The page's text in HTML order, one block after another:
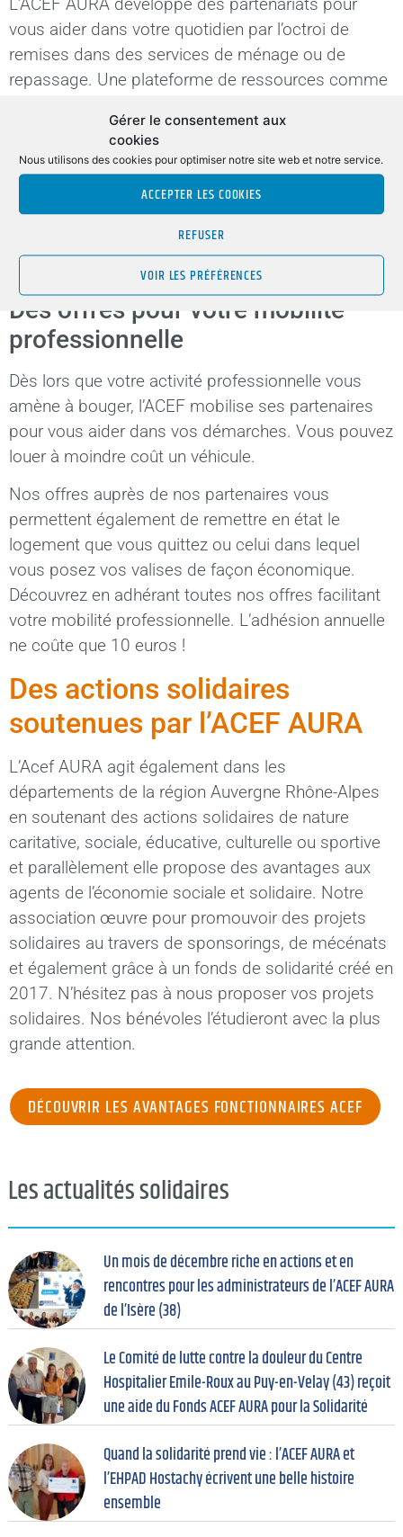
Gérer le consentement aux
cookies
Nous utilisons des cookies pour optimiser notre site web et notre service.
ACCEPTER LES COOKIES
REFUSER
VOIR LES PRÉFÉRENCES
L’ACEF AURA développe des partenariats pour
vous aider dans votre quotidien par l’octroi de
remises dans des services de ménage ou de
repassage. Une plateforme de ressources comme
l’existence dans toutes vos démarches.
L’ACEF AURA vous permet également de bénéficier
de tarifs avantageux pour décorer et rénover votre
maison au meilleur prix. Prenez connaissance des
offres sur des éléments de décoration intérieure,
de bricolage et de jardinage.
Des offres pour votre mobilité
professionnelle
Dès lors que votre activité professionnelle vous
amène à bouger, l’ACEF mobilise ses partenaires
pour vous aider dans vos démarches. Vous pouvez
louer à moindre coût un véhicule.
Nos offres auprès de nos partenaires vous
permettent également de remettre en état le
logement que vous quittez ou celui dans lequel
vous posez vos valises de façon économique.
Découvrez en adhérant toutes nos offres facilitant
votre mobilité professionnelle. L’adhésion annuelle
ne coûte que 10 euros !
Des actions solidaires
soutenues par l’ACEF AURA
L’Acef AURA agit également dans les
départements de la région Auvergne Rhône-Alpes
en soutenant des actions solidaires de nature
caritative, sociale, éducative, culturelle ou sportive
et parallèlement elle propose des avantages aux
agents de l’économie sociale et solidaire. Notre
association œuvre pour promouvoir des projets
solidaires au travers de sponsorings, de mécénats
et également grâce à un fonds de solidarité créé en
2017. N’hésitez pas à nous proposer vos projets
solidaires. Nos bénévoles l’étudieront avec la plus
grande attention.
DÉCOUVRIR LES AVANTAGES FONCTIONNAIRES ACEF
Les actualités solidaires
Un mois de décembre riche en actions et en
rencontres pour les administrateurs de l’ACEF AURA
de l’Isère (38)
Le Comité de lutte contre la douleur du Centre
Hospitalier Emile-Roux au Puy-en-Velay (43) reçoit
une aide du Fonds ACEF AURA pour la Solidarité
Quand la solidarité prend vie : l’ACEF AURA et
l’EHPAD Hostachy écrivent une belle histoire
ensemble